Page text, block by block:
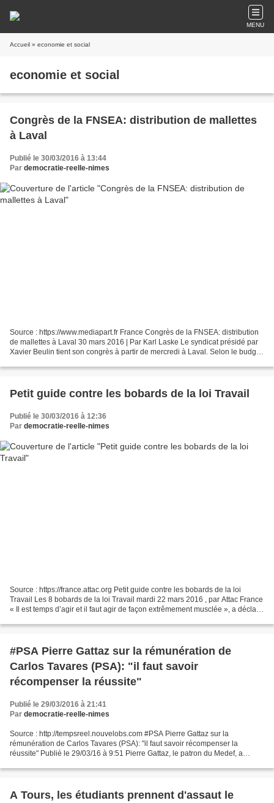
MENU
Accueil » economie et social
economie et social
Congrès de la FNSEA: distribution de mallettes
à Laval
Publié le 30/03/2016 à 13:44
Par democratie-reelle-nimes
Source : https://www.mediapart.fr France Congrès de la FNSEA: distribution
de mallettes à Laval 30 mars 2016 | Par Karl Laske Le syndicat présidé par
Xavier Beulin tient son congrès à partir de mercredi à Laval. Selon le budget
Petit guide contre les bobards de la loi Travail
Publié le 30/03/2016 à 12:36
Par democratie-reelle-nimes
Source : https://france.attac.org Petit guide contre les bobards de la loi
Travail Les 8 bobards de la loi Travail mardi 22 mars 2016 , par Attac France
« Il est temps d’agir et il faut agir de façon extrêmement musclée », a déclaré
#PSA Pierre Gattaz sur la rémunération de
Carlos Tavares (PSA): "il faut savoir
récompenser la réussite"
Publié le 29/03/2016 à 21:41
Par democratie-reelle-nimes
Source : http://tempsreel.nouvelobs.com #PSA Pierre Gattaz sur la
rémunération de Carlos Tavares (PSA): "il faut savoir récompenser la
réussite" Publié le 29/03/16 à 9:51 Pierre Gattaz, le patron du Medef, a
A Tours, les étudiants prennent d'assaut le